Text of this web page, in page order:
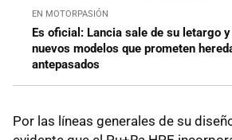
EN MOTORPASIÓN
Es oficial: Lancia sale de su letargo
nuevos modelos que prometen
antepasados
Por las líneas generales de su